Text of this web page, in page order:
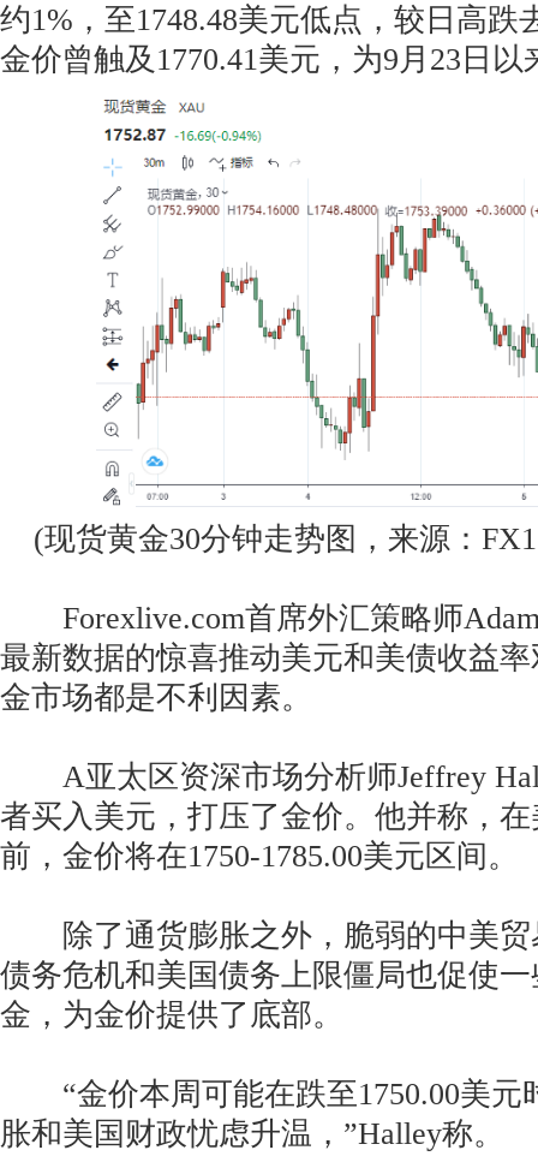
约1%，至1748.48美元低点，较日高跌
金价曾触及1770.41美元，为9月23日
(现货黄金30分钟走势图，来源：
Forexlive.com首席外汇策略师
最新数据的惊喜推动美元和美债收益
金市场都是不利因素。
A亚太区资深市场分析师Jeffrey
者买入美元，打压了金价。他并称，
前，金价将在1750-1785.00美元区间。
除了通货膨胀之外，脆弱的中美贸
债务危机和美国债务上限僵局也促使
金，为金价提供了底部。
“金价本周可能在跌至1750.00美元
胀和美国财政忧虑升温，”Halley称。